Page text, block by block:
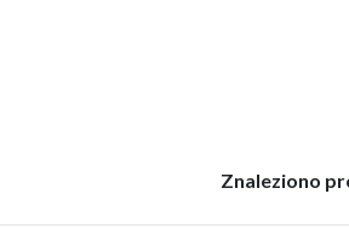
Znaleziono